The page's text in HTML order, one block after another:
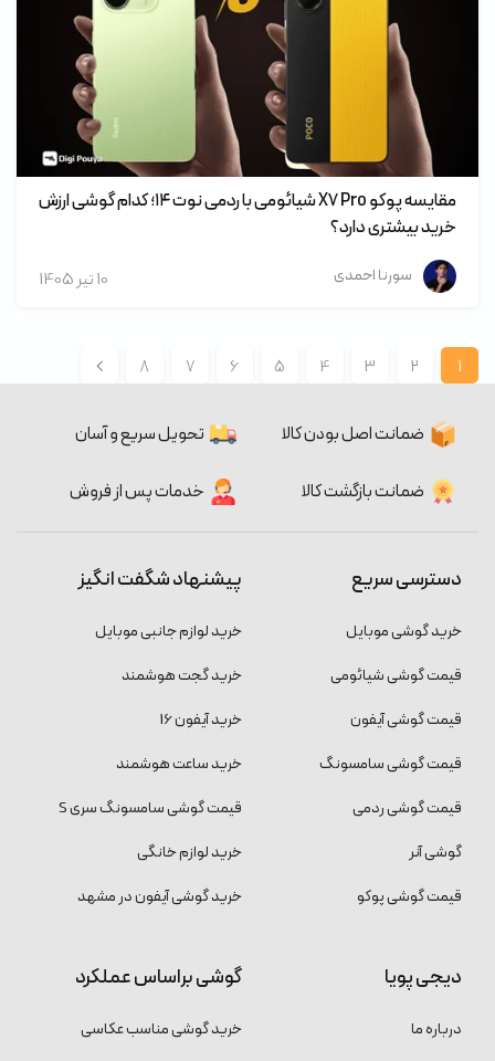
مقایسه پوکو X۷ Pro شیائومی با ردمی نوت ۱۴؛ کدام گوشی ارزش
خرید بیشتری دارد؟
سورنا احمدی 10 تير 1405
1
2
3
4
5
6
7
8
ضمانت اصل بودن کالا تحویل سریع و آسان
ضمانت بازگشت کالا خدمات پس از فروش
دسترسی سریع
خرید گوشی موبایل
قیمت گوشی شیائومی
قیمت گوشی آیفون
قیمت گوشی سامسونگ
قیمت گوشی ردمی
گوشی آنر
قیمت گوشی پوکو
پیشنهاد شگفت انگیز
خرید لوازم جانبی موبایل
خرید گجت هوشمند
خرید آیفون 16
خرید ساعت هوشمند
قیمت گوشی سامسونگ سری S
خرید لوازم خانگی
خرید گوشی آیفون در مشهد
دیجی پویا
درباره ما
گوشی براساس عملکرد
خرید گوشی مناسب عکاسی